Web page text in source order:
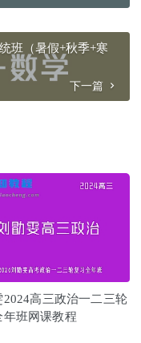
班（暑假+秋季+寒
下一篇
2024高三政治一二三轮
年班网课教程